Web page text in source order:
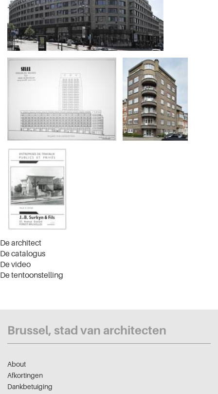
De architect
De catalogus
De video
De tentoonstelling
Brussel, stad van architecten
About
Afkortingen
Dankbetuiging